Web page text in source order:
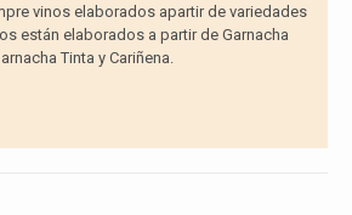
vinos elaborados apartir de variedades
están elaborados a partir de Garnacha
Tinta y Cariñena.